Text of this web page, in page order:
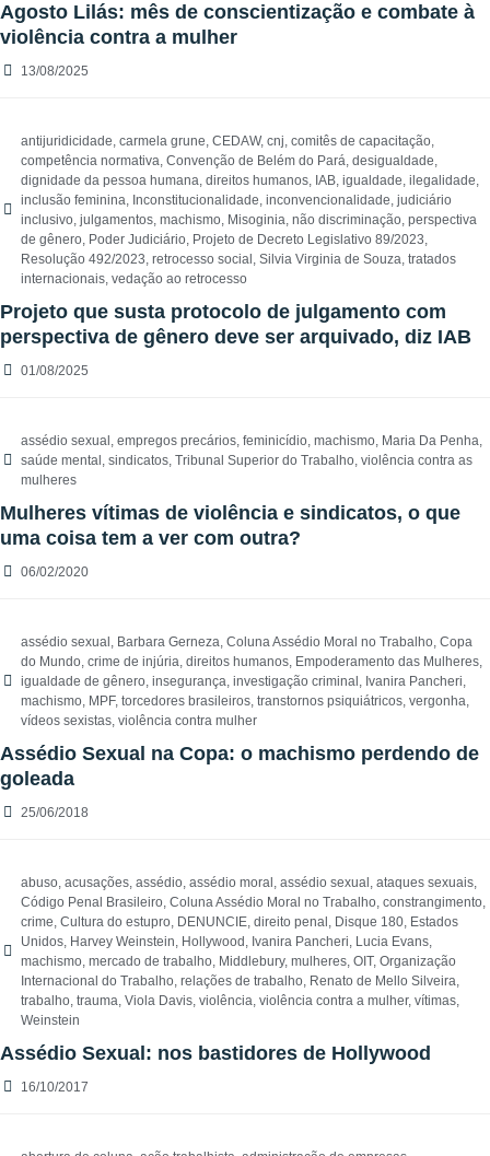
Agosto Lilás: mês de conscientização e combate à
violência contra a mulher
13/08/2025
antijuridicidade, carmela grune, CEDAW, cnj, comitês de capacitação,
competência normativa, Convenção de Belém do Pará, desigualdade,
dignidade da pessoa humana, direitos humanos, IAB, igualdade, ilegalidade,
inclusão feminina, Inconstitucionalidade, inconvencionalidade, judiciário
inclusivo, julgamentos, machismo, Misoginia, não discriminação, perspectiva
de gênero, Poder Judiciário, Projeto de Decreto Legislativo 89/2023,
Resolução 492/2023, retrocesso social , Silvia Virginia de Souza, tratados
internacionais, vedação ao retrocesso
Projeto que susta protocolo de julgamento com
perspectiva de gênero deve ser arquivado, diz IAB
01/08/2025
assédio sexual , empregos precários, feminicídio, machismo, Maria Da Penha,
saúde mental , sindicatos, Tribunal Superior do Trabalho, violência contra as
mulheres
Mulheres vítimas de violência e sindicatos, o que
uma coisa tem a ver com outra?
06/02/2020
assédio sexual , Barbara Gerneza, Coluna Assédio Moral no Trabalho, Copa
do Mundo, crime de injúria, direitos humanos, Empoderamento das Mulheres,
igualdade de gênero, insegurança, investigação criminal , Ivanira Pancheri,
machismo, MPF, torcedores brasileiros, transtornos psiquiátricos, vergonha,
vídeos sexistas, violência contra mulher
Assédio Sexual na Copa: o machismo perdendo de
goleada
25/06/2018
abuso, acusações, assédio, assédio moral , assédio sexual , ataques sexuais,
Código Penal Brasileiro, Coluna Assédio Moral no Trabalho, constrangimento,
crime, Cultura do estupro, DENUNCIE, direito penal , Disque 180, Estados
Unidos, Harvey Weinstein, Hollywood , Ivanira Pancheri, Lucia Evans,
machismo, mercado de trabalho, Middlebury, mulheres, OIT, Organização
Internacional do Trabalho, relações de trabalho, Renato de Mello Silveira,
trabalho, trauma, Viola Davis, violência, violência contra a mulher, vítimas,
Weinstein
Assédio Sexual: nos bastidores de Hollywood
16/10/2017